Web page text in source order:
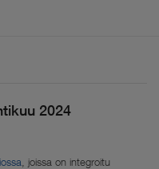
2024
, joissa on integroitu